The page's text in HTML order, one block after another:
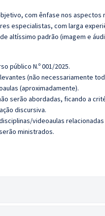
com ênfase nos aspectos
especialistas, com larga
altíssimo padrão (imagem e
público N.º 001/2025.
(não necessariamente
(aproximadamente).
serão abordadas, ficando a
discursiva.
videoaulas
ministrados.